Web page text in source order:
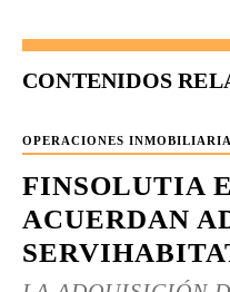
CONTENIDOS
OPERACIONES
FINSOLUTIA
ACUERDAN